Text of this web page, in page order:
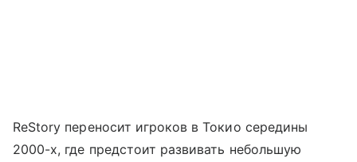
ReStory переносит игроков в Токио середины
2000-х, где предстоит развивать небольшую